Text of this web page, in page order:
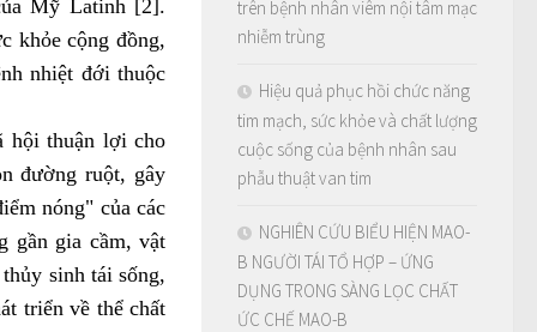
Mỹ Latinh [2].
khỏe cộng đồng,
nhiệt đới thuộc
hội thuận lợi cho
đường ruột, gây
nóng" của các
gần gia cầm, vật
sinh tái sống,
triển về thể chất
trên bệnh nhân viêm nội tâm mạc
nhiễm trùng
Hiệu quả phục hồi chức năng
tim mạch, sức khỏe và chất lượng
cuộc sống của bệnh nhân sau
phẫu thuật van tim
NGHIÊN CỨU BIỂU HIỆN MAO-
B NGƯỜI TÁI TỔ HỢP – ỨNG
DỤNG TRONG SÀNG LỌC CHẤT
ỨC CHẾ MAO-B